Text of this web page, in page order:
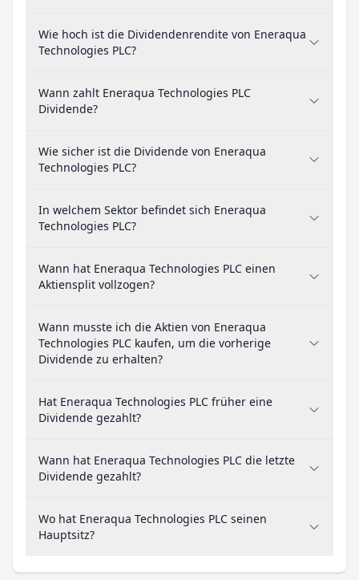
Wie hoch ist die Dividendenrendite von Eneraqua
Technologies PLC?
Wann zahlt Eneraqua Technologies PLC
Dividende?
Wie sicher ist die Dividende von Eneraqua
Technologies PLC?
In welchem Sektor befindet sich Eneraqua
Technologies PLC?
Wann hat Eneraqua Technologies PLC einen
Aktiensplit vollzogen?
Wann musste ich die Aktien von Eneraqua
Technologies PLC kaufen, um die vorherige
Dividende zu erhalten?
Hat Eneraqua Technologies PLC früher eine
Dividende gezahlt?
Wann hat Eneraqua Technologies PLC die letzte
Dividende gezahlt?
Wo hat Eneraqua Technologies PLC seinen
Hauptsitz?